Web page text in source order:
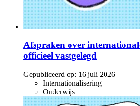
Afspraken over
officieel vastgelegd
Gepubliceerd op: 16 juli 2026
Internationalisering
Onderwijs